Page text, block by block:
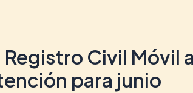
Registro Civil Móvil
para junio